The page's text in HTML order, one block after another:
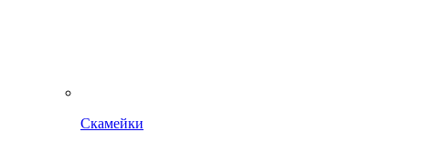
Скамейки